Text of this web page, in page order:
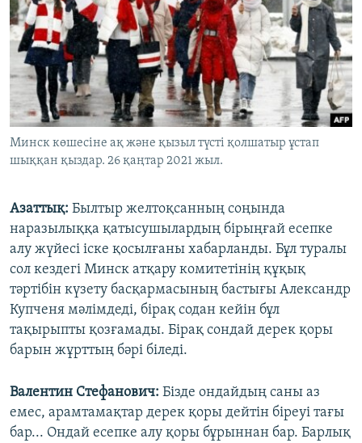
Минск көшесіне ақ және қызыл түсті қолшатыр ұстап
шыққан қыздар. 26 қаңтар 2021 жыл.
Азаттық: Былтыр желтоқсанның соңында
наразылыққа қатысушылардың бірыңғай есепке
алу жүйесі іске қосылғаны хабарланды. Бұл туралы
сол кездегі Минск атқару комитетінің құқық
тәртібін күзету басқармасының бастығы Александр
Купченя мәлімдеді, бірақ содан кейін бұл
тақырыпты қозғамады. Бірақ сондай дерек қоры
барын жұрттың бәрі біледі.
Валентин Стефанович: Бізде ондайдың саны аз
емес, арамтамақтар дерек қоры дейтін біреуі тағы
бар... Ондай есепке алу қоры бұрыннан бар. Барлық